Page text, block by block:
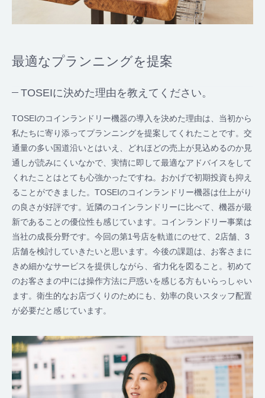
最適なプランニングを提案
TOSEIに決めた理由を教えてください。
TOSEIのコインランドリー機器の導入を決めた理由は、当初から
私たちに寄り添ってプランニングを提案してくれたことです。交
通量の多い国道沿いとはいえ、どれほどの売上が見込めるのか見
通しが読みにくいなかで、実情に即して最適なアドバイスをして
くれたことはとても心強かったですね。おかげで初期投資も抑え
ることができました。TOSEIのコインランドリー機器は仕上がり
の良さが好評です。近隣のコインランドリーに比べて、機器が最
新であることの優位性も感じています。コインランドリー事業は
当社の成長分野です。今回の第1号店を軌道にのせて、2店舗、3
店舗を検討していきたいと思います。今後の課題は、お客さまに
きめ細かなサービスを提供しながら、省力化を図ること。初めて
のお客さまの中には操作方法に戸惑いを感じる方もいらっしゃい
ます。衛生的なお店づくりのためにも、効率の良いスタッフ配置
が必要だと感じています。